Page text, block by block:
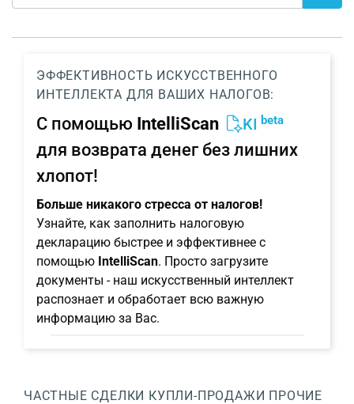
ЭФФЕКТИВНОСТЬ ИСКУССТВЕННОГО
ИНТЕЛЛЕКТА ДЛЯ ВАШИХ НАЛОГОВ:
С помощью IntelliScan KI beta
для возврата денег без лишних
хлопот!
Больше никакого стресса от налогов!
Узнайте, как заполнить налоговую
декларацию быстрее и эффективнее с
помощью IntelliScan. Просто загрузите
документы - наш искусственный интеллект
распознает и обработает всю важную
информацию за Вас.
ЧАСТНЫЕ СДЕЛКИ КУПЛИ-ПРОДАЖИ ПРОЧИЕ